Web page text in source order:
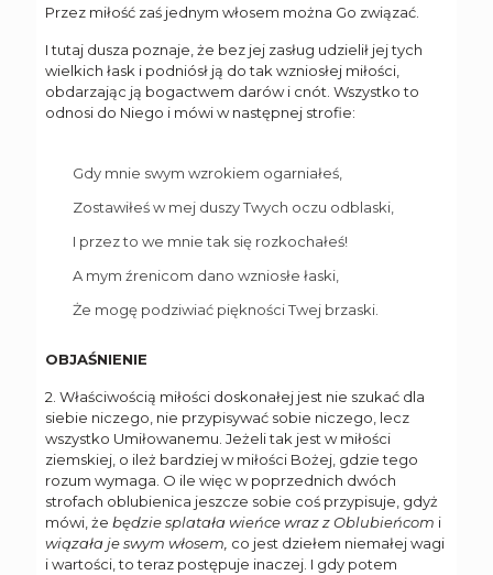
Przez miłość zaś jednym włosem można Go związać.
I tutaj dusza poznaje, że bez jej zasług udzielił jej tych
wielkich łask i podniósł ją do tak wzniosłej miłości,
obdarzając ją bogactwem darów i cnót. Wszystko to
odnosi do Niego i mówi w następnej strofie:
Gdy mnie swym wzrokiem ogarniałeś,
Zostawiłeś w mej duszy Twych oczu odblaski,
I przez to we mnie tak się rozkochałeś!
A mym źrenicom dano wzniosłe łaski,
Że mogę podziwiać piękności Twej brzaski.
OBJAŚNIENIE
2. Właściwością miłości doskonałej jest nie szukać dla
siebie niczego, nie przypisywać sobie niczego, lecz
wszystko Umiłowanemu. Jeżeli tak jest w miłości
ziemskiej, o ileż bardziej w miłości Bożej, gdzie tego
rozum wymaga. O ile więc w poprzednich dwóch
strofach oblubienica jeszcze sobie coś przypisuje, gdyż
mówi, że będzie splatała wieńce wraz z Oblubieńcom i
wiązała je swym włosem, co jest dziełem niemałej wagi
i wartości, to teraz postępuje inaczej. I gdy potem